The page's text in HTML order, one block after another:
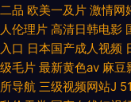
二品 欧美一及片 激情网
人伦理片 高清日韩电影
入口 日本国产成人视频
级毛片 最新黄色av 麻豆
所导航 三级视频网站J